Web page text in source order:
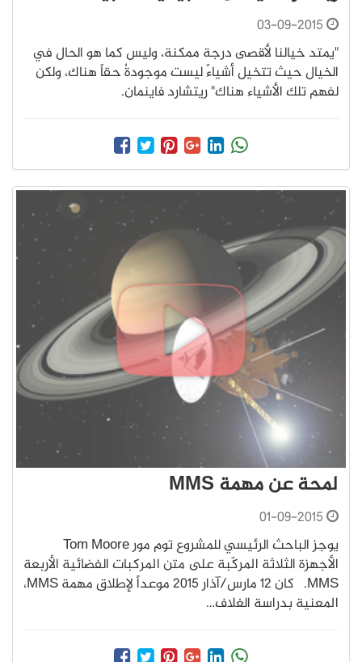
03-09-2015
"يمتد خيالنا لأقصى درجة ممكنة، وليس كما هو الحال في
الخيال حيث تتخيل أشياءً ليست موجودةُ حقاً هناك، ولكن
لفهم تلك الأشياء هناك" ريتشارد فاينمان.
لمحة عن مهمة MMS
01-09-2015
يوجز الباحث الرئيسي للمشروع توم مور Tom Moore
الأجهزة الثلاثة المركّبة على متن المركبات الفضائية الأربعة
MMS. كان 12 مارس/آذار 2015 موعداً لإطلاق مهمة MMS،
المعنية بدراسة الغلاف…